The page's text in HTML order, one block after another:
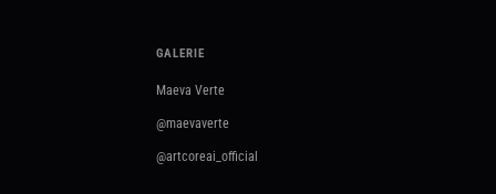
GALERIE
Maeva Verte
@maevaverte
@artcoreai_official